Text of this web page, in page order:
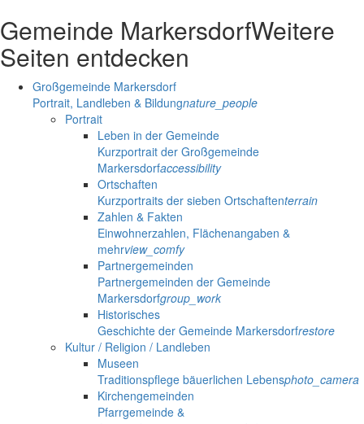
Gemeinde MarkersdorfWeitere
Seiten entdecken
Großgemeinde Markersdorf
Portrait, Landleben & Bildungnature_people
Portrait
Leben in der Gemeinde
Kurzportrait der Großgemeinde
Markersdorfaccessibility
Ortschaften
Kurzportraits der sieben Ortschaftenterrain
Zahlen & Fakten
Einwohnerzahlen, Flächenangaben &
mehrview_comfy
Partnergemeinden
Partnergemeinden der Gemeinde
Markersdorfgroup_work
Historisches
Geschichte der Gemeinde Markersdorfrestore
Kultur / Religion / Landleben
Museen
Traditionspflege bäuerlichen Lebensphoto_camera
Kirchengemeinden
Pfarrgemeinde &